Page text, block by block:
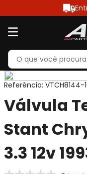
Referência: VTCH8144-
Válvula
Stant
3.3 12v